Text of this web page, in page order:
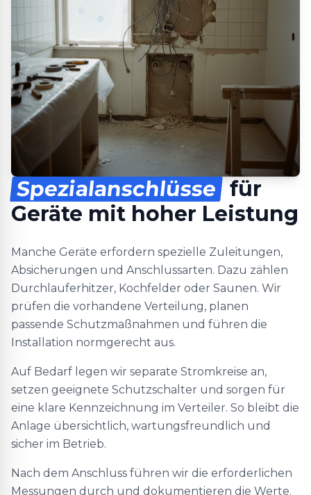
Spezialanschlüsse für
Geräte mit hoher Leistung
Manche Geräte erfordern spezielle Zuleitungen,
Absicherungen und Anschlussarten. Dazu zählen
Durchlauferhitzer, Kochfelder oder Saunen. Wir
prüfen die vorhandene Verteilung, planen
passende Schutzmaßnahmen und führen die
Installation normgerecht aus.
Auf Bedarf legen wir separate Stromkreise an,
setzen geeignete Schutzschalter und sorgen für
eine klare Kennzeichnung im Verteiler. So bleibt die
Anlage übersichtlich, wartungsfreundlich und
sicher im Betrieb.
Nach dem Anschluss führen wir die erforderlichen
Messungen durch und dokumentieren die Werte.